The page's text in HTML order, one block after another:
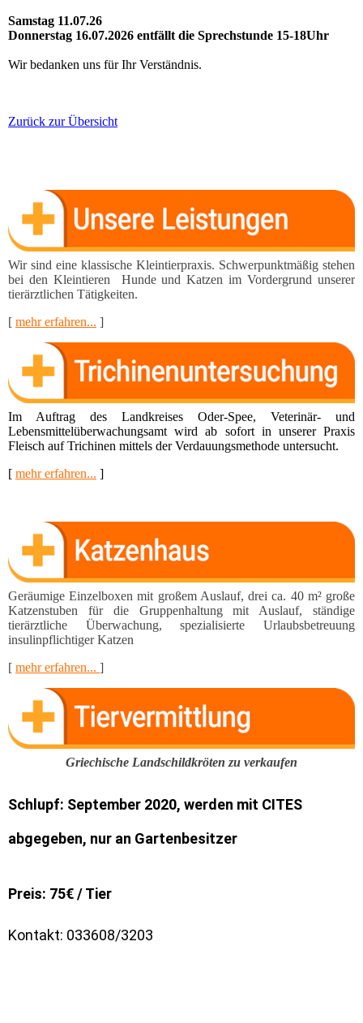
Samstag 11.07.26
Donnerstag 16.07.2026 entfällt die Sprechstunde 15-18Uhr
Wir bedanken uns für Ihr Verständnis.
Zurück zur Übersicht
Wir sind eine klassische Kleintierpraxis. Schwerpunktmä­ßig stehen
bei den Kleintieren Hunde und Katzen im Vor­dergrund unserer
tierärztlichen Tätigkeiten.
[ mehr erfahren... ]
Im Auftrag des Landkreises Oder-Spee, Veterinär- und
Lebensmittel­überwachungsamt wird ab sofort in unserer Praxis
Fleisch auf Trichinen mittels der Verdauungsmethode untersucht.
[ mehr erfahren... ]
Geräumige Einzelboxen mit großem Auslauf, drei ca. 40 m² große
Katzenstuben für die Gruppen­haltung mit Auslauf, ständige
tierärztliche Überwachung, spezialisierte Urlaubsbetreuung
insulinpflichti­ger Katzen
[ mehr erfahren... ]
Griechische Landschildkröten zu verkaufen
Schlupf: September 2020, werden mit CITES
abgegeben, nur an Gartenbesitzer
Preis: 75€ / Tier
Kontakt: 033608/3203